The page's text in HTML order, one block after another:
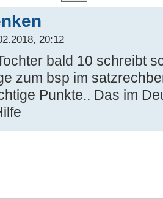
20:12
bald 10 schreibt
zum bsp im
Punkte.. Das im